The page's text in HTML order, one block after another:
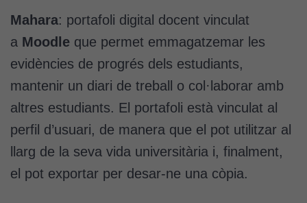
Mahara: portafoli digital docent vinculat
a Moodle que permet emmagatzemar les
evidències de progrés dels estudiants,
mantenir un diari de treball o col·laborar amb
altres estudiants. El portafoli està vinculat al
perfil d’usuari, de manera que el pot utilitzar al
llarg de la seva vida universitària i, finalment,
el pot exportar per desar-ne una còpia.